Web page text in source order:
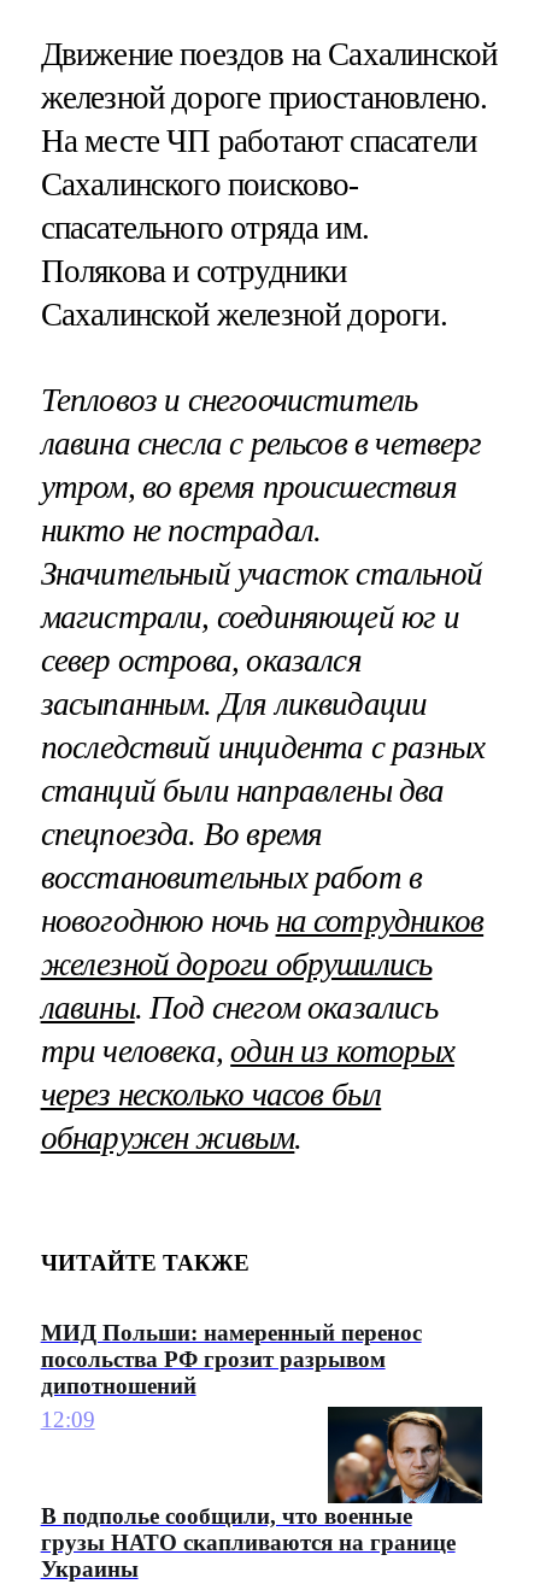
Движение поездов на Сахалинской
железной дороге приостановлено.
На месте ЧП работают спасатели
Сахалинского поисково-
спасательного отряда им.
Полякова и сотрудники
Сахалинской железной дороги.
Тепловоз и снегоочиститель
лавина снесла с рельсов в четверг
утром, во время происшествия
никто не пострадал.
Значительный участок стальной
магистрали, соединяющей юг и
север острова, оказался
засыпанным. Для ликвидации
последствий инцидента с разных
станций были направлены два
спецпоезда. Во время
восстановительных работ в
новогоднюю ночь на сотрудников
железной дороги обрушились
лавины. Под снегом оказались
три человека,один из которых
через несколько часов был
обнаружен живым.
ЧИТАЙТЕ ТАКЖЕ
МИД Польши: намеренный перенос
посольства РФ грозит разрывом
дипотношений
12:09
В подполье сообщили, что военные
грузы НАТО скапливаются на границе
Украины